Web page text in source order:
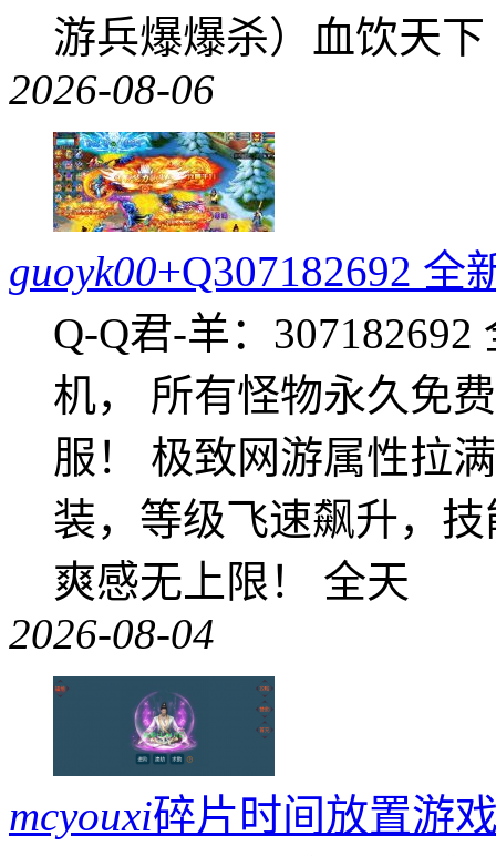
游兵爆爆杀）血饮天
2026-08-06
guoyk00+Q307182692
Q-Q君-羊：
机， 所有怪物永久免
服！ 极致网游属性拉
装，等级飞速飙升，
爽感无上限！ 全天
2026-08-04
mcyouxi碎片时间放置游